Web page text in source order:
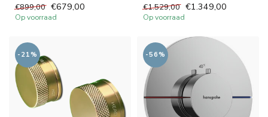
€899,00 €679,00
Op voorraad
€1.529,00 €1.349,00
Op voorraad
-21% -56%